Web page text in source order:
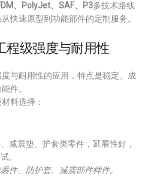
、PolyJet、SAF、P3多技术路线
快速原型到功能部件的定制服务。
程级强度与耐用性
与耐用性的应用，特点是稳定、成
件。
料选择：
减震垫、护套类零件，延展性好，
。
件、防护套、减震部件样件。